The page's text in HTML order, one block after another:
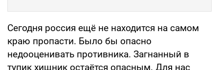
Сегодня россия ещё не находится на самом
краю пропасти. Было бы опасно
недооценивать противника. Загнанный в
тупик хищник остаётся опасным. Для нас